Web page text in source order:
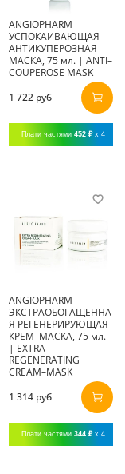
ANGIOPHARM
УСПОКАИВАЮЩАЯ
АНТИКУПЕРОЗНАЯ
МАСКА, 75 мл. | ANTI–
COUPEROSE MASK
1 722 руб
Плати частями 452 ₽ x 4
ANGIOPHARM
ЭКСТРАОБОГАЩЕННА
Я РЕГЕНЕРИРУЮЩАЯ
КРЕМ–МАСКА, 75 мл.
| EXTRA
REGENERATING
CREAM–MASK
1 314 руб
Плати частями 344 ₽ x 4